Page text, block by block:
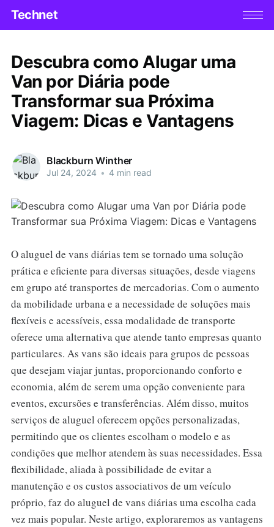
Technet
Descubra como Alugar uma
Van por Diária pode
Transformar sua Próxima
Viagem: Dicas e Vantagens
Blackburn Winther
Jul 24, 2024 • 4 min read
O aluguel de vans diárias tem se tornado uma solução
prática e eficiente para diversas situações, desde viagens
em grupo até transportes de mercadorias. Com o aumento
da mobilidade urbana e a necessidade de soluções mais
flexíveis e acessíveis, essa modalidade de transporte
oferece uma alternativa que atende tanto empresas quanto
particulares. As vans são ideais para grupos de pessoas
que desejam viajar juntas, proporcionando conforto e
economia, além de serem uma opção conveniente para
eventos, excursões e transferências. Além disso, muitos
serviços de aluguel oferecem opções personalizadas,
permitindo que os clientes escolham o modelo e as
condições que melhor atendem às suas necessidades. Essa
flexibilidade, aliada à possibilidade de evitar a
manutenção e os custos associativos de um veículo
próprio, faz do aluguel de vans diárias uma escolha cada
vez mais popular. Neste artigo, exploraremos as vantagens